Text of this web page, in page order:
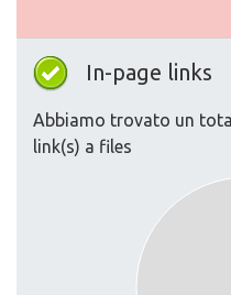
In-page links
Abbiamo trovato un
link(s) a files